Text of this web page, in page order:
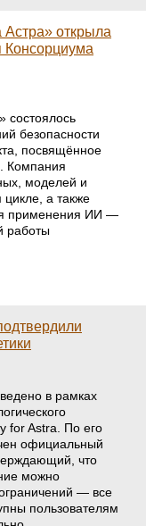
Астра» открыла
Консорциума
состоялось
безопасности
посвящённое
Компания
моделей и
а также
применения ИИ —
работы
в рамках
for Astra. По его
официальный
что
можно
— все
пользователям